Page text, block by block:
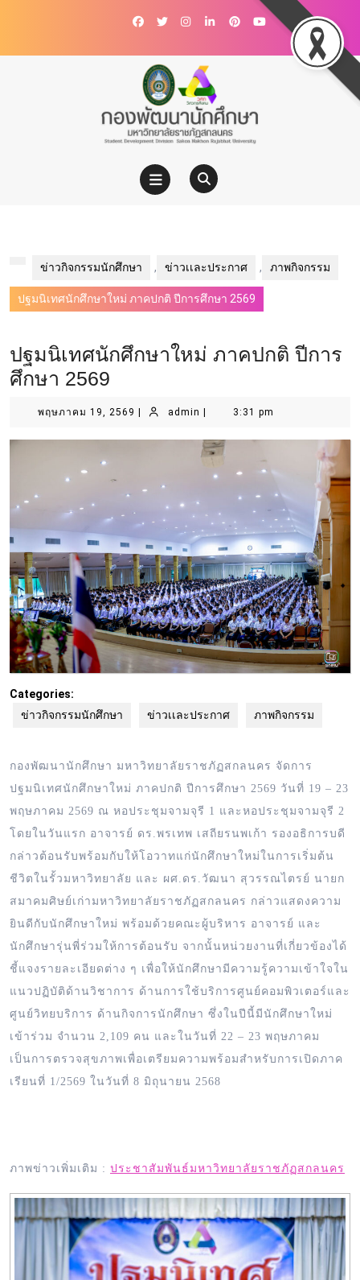
ข่าวกิจกรรมนักศึกษา , ข่าวเเละประกาศ , ภาพกิจกรรม
ปฐมนิเทศนักศึกษาใหม่ ภาคปกติ ปีการศึกษา 2569
ปฐมนิเทศนักศึกษาใหม่ ภาคปกติ ปีการ
ศึกษา 2569
พฤษภาคม 19, 2569 admin 3:31 pm
Categories:
ข่าวกิจกรรมนักศึกษา
ข่าวเเละประกาศ ภาพกิจกรรม
กองพัฒนานักศึกษา มหาวิทยาลัยราชภัฏสกลนคร จัดการ
ปฐมนิเทศนักศึกษาใหม่ ภาคปกติ ปีการศึกษา 2569 วันที่ 19 – 23
พฤษภาคม 2569 ณ หอประชุมจามจุรี 1 และหอประชุมจามจุรี 2
โดยในวันแรก อาจารย์ ดร.พรเทพ เสถียรนพเก้า รองอธิการบดี
กล่าวต้อนรับพร้อมกับให้โอวาทแก่นักศึกษาใหม่ในการเริ่มต้น
ชีวิตในรั้วมหาวิทยาลัย และ ผศ.ดร.วัฒนา สุวรรณไตรย์ นายก
สมาคมศิษย์เก่ามหาวิทยาลัยราชภัฏสกลนคร กล่าวแสดงความ
ยินดีกับนักศึกษาใหม่ พร้อมด้วยคณะผู้บริหาร อาจารย์ และ
นักศึกษารุ่นพี่ร่วมให้การต้อนรับ จากนั้นหน่วยงานที่เกี่ยวข้องได้
ชี้แจงรายละเอียดต่าง ๆ เพื่อให้นักศึกษามีความรู้ความเข้าใจใน
แนวปฏิบัติด้านวิชาการ ด้านการใช้บริการศูนย์คอมพิวเตอร์และ
ศูนย์วิทยบริการ ด้านกิจการนักศึกษา ซึ่งในปีนี้มีนักศึกษาใหม่
เข้าร่วม จำนวน 2,109 คน และในวันที่ 22 – 23 พฤษภาคม
เป็นการตรวจสุขภาพเพื่อเตรียมความพร้อมสำหรับการเปิดภาค
เรียนที่ 1/2569 ในวันที่ 8 มิถุนายน 2568
ภาพข่าวเพิ่มเติม : ประชาสัมพันธ์มหาวิทยาลัยราชภัฏสกลนคร